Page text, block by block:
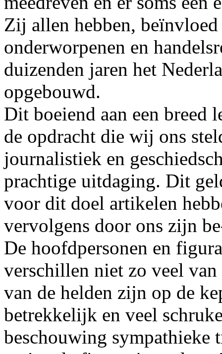
Zij allen hebben,
onderworpenen en
duizenden jaren het
opgebouwd.
Dit boeiend aan een breed
de opdracht die wij ons
journalistiek en
prachtige uitdaging. Dit
voor dit doel artikelen
vervolgens door ons zijn
De hoofdpersonen en
verschillen niet zo veel van
van de helden zijn op de
betrekkelijk en veel
beschouwing sympathieke